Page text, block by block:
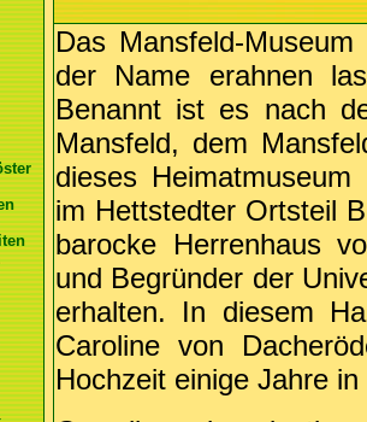
Das Mansfeld-
der Name erahnen
Benannt ist es nach
Mansfeld, dem
dieses
im Hettstedter Ortsteil
barocke Herrenhaus
und Begründer der
erhalten. In diesem
Caroline von
Hochzeit einige Jahre